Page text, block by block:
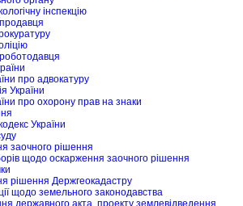
інспекцію
про адвокатуру
України
про охорону прав на знаки
України
заочного рішення
щодо оскарження заочного рішення
рішення Держгеокадастру
щодо земельного законодавства
державного акта, проекту землевідведення